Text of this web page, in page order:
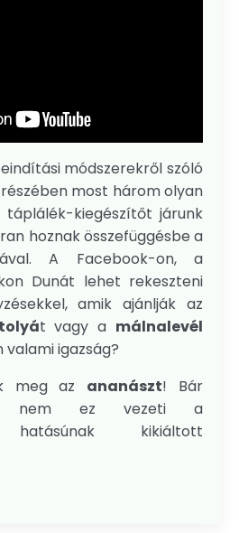
módszerekről szóló
most három olyan
kiegészítőt járunk
hoznak összefüggésbe a
A Facebook-on, a
Dunát lehet rekeszteni
amik ajánlják az
t vagy a málnalevél
valami igazság?
meg az ananászt! Bár
nem ez vezeti a
hatásúnak kikiáltott